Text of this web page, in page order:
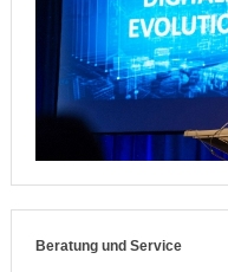
Beratung und Service